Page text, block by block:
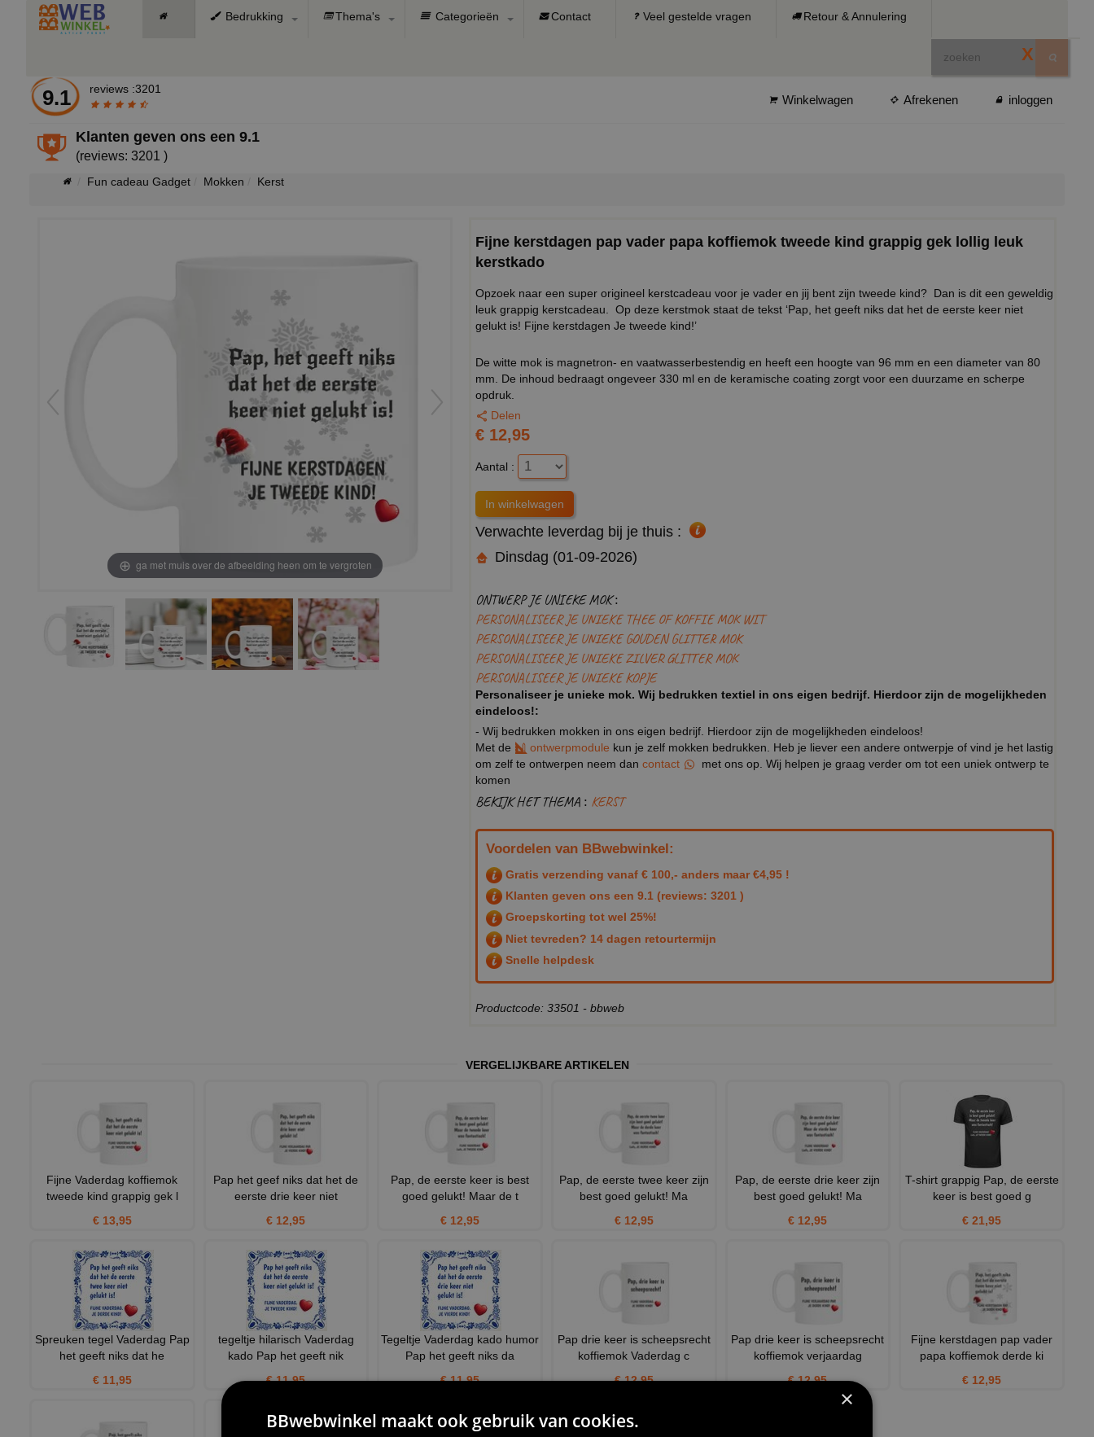
Bedrukking Thema's Categorieën Contact Veel gestelde vragen Retour & Annulering
X
9.1 reviews :3201
Winkelwagen Afrekenen inloggen
Klanten geven ons een9.1
(reviews: 3201 )
Fun cadeau Gadget Mokken Kerst
ga met muis over de afbeelding heen om te vergroten
Fijne kerstdagen pap vader papa koffiemok tweede kind grappig gek lollig leuk
kerstkado
Opzoek naar een super origineel kerstcadeau voor je vader en jij bent zijn tweede kind? Dan is dit een geweldig
leuk grappig kerstcadeau. Op deze kerstmok staat de tekst ‘Pap, het geeft niks dat het de eerste keer niet
gelukt is! Fijne kerstdagen Je tweede kind!’
De witte mok is magnetron- en vaatwasserbestendig en heeft een hoogte van 96 mm en een diameter van 80
mm. De inhoud bedraagt ongeveer 330 ml en de keramische coating zorgt voor een duurzame en scherpe
opdruk.
Delen
€ 12,95
Aantal :
Verwachte leverdag bij je thuis :
Dinsdag (01-09-2026)
ONTWERP JE UNIEKE MOK :
PERSONALISEER JE UNIEKE THEE OF KOFFIE MOK WIT
PERSONALISEER JE UNIEKE GOUDEN GLITTER MOK
PERSONALISEER JE UNIEKE ZILVER GLITTER MOK
PERSONALISEER JE UNIEKE KOPJE
Personaliseer je unieke mok. Wij bedrukken textiel in ons eigen bedrijf. Hierdoor zijn de mogelijkheden
eindeloos!:
- Wij bedrukken mokken in ons eigen bedrijf. Hierdoor zijn de mogelijkheden eindeloos!
Met de
ontwerpmodule kun je zelf mokken bedrukken. Heb je liever een andere ontwerpje of vind je het lastig
om zelf te ontwerpen neem dan contact
met ons op. Wij helpen je graag verder om tot een uniek ontwerp te
komen
BEKIJK HET THEMA : KERST
Voordelen van BBwebwinkel:
Gratis verzending vanaf € 100,- anders maar €4,95 !
Klanten geven ons een 9.1 (reviews: 3201 )
Groepskorting tot wel 25%!
Niet tevreden? 14 dagen retourtermijn
Snelle helpdesk
Productcode: 33501 - bbweb
VERGELIJKBARE ARTIKELEN
Fijne Vaderdag koffiemok
tweede kind grappig gek l
€ 13,95
Pap het geef niks dat het de
eerste drie keer niet
€ 12,95
Pap, de eerste keer is best
goed gelukt! Maar de t
€ 12,95
Pap, de eerste twee keer zijn
best goed gelukt! Ma
€ 12,95
Pap, de eerste drie keer zijn
best goed gelukt! Ma
€ 12,95
T-shirt grappig Pap, de eerste
keer is best goed g
€ 21,95
Spreuken tegel Vaderdag Pap
het geeft niks dat he
€ 11,95
tegeltje hilarisch Vaderdag
kado Pap het geeft nik
€ 11,95
Tegeltje Vaderdag kado humor
Pap het geeft niks da
€ 11,95
Pap drie keer is scheepsrecht
koffiemok Vaderdag c
€ 12,95
Pap drie keer is scheepsrecht
koffiemok verjaardag
€ 12,95
Fijne kerstdagen pap vader
papa koffiemok derde ki
€ 12,95
×
BBwebwinkel maakt ook gebruik van cookies.